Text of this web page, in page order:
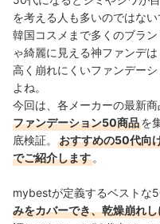
を考える人も多いのではな
韓国コスメまで多くのブラ
ゃ綺麗に見える神ファンデ
高く崩れにくいファンデー
よね。
今回は、各メーカーの最新
ファンデーション50商品を
底検証。
おすすめの50代向
でご紹介します 。
mybestが定義するベストな
みをカバーでき、乾燥崩れ